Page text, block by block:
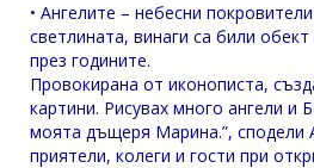
• Ангелите – небесни
светлината, винаги са били
през годините.
Провокирана от иконописта,
картини. Рисувах много ангели и
моята дъщеря Марина.”, cподели
приятели, колеги и гоcти при